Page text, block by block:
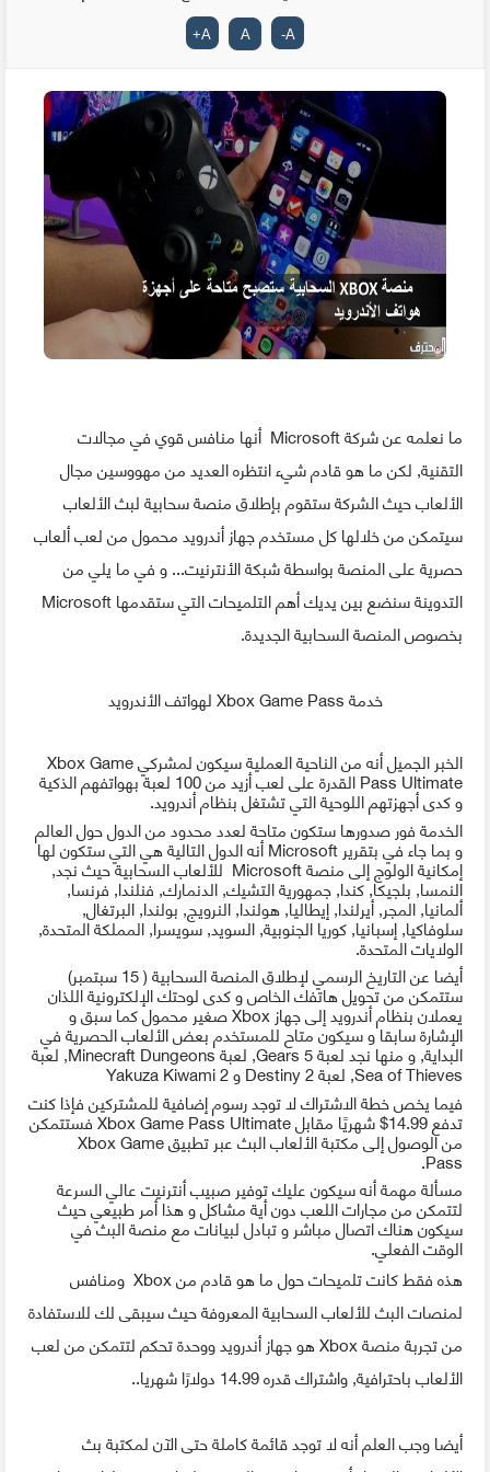
A
-
A
A
+
ما نعلمه عن شركة Microsoft أنها منافس قوي في مجالات
التقنية, لكن ما هو قادم شيء انتظره العديد من مهووسين مجال
الألعاب حيث الشركة ستقوم بإطلاق منصة سحابية لبث الألعاب
سيتمكن من خلالها كل مستخدم جهاز أندرويد محمول من لعب ألعاب
حصرية على المنصة بواسطة شبكة الأنترنيت... و في ما يلي من
بخصوص المنصة السحابية الجديدة.
خدمة Xbox Game Pass لهواتف الأندرويد
الخبر الجميل أنه من الناحية العملية سيكون لمشركي Xbox Game
Pass Ultimate القدرة على لعب أزيد من 100 لعبة بهواتفهم الذكية
و كدى أجهزتهم اللوحية التي تشتغل بنظام أندرويد.
الخدمة فور صدورها ستكون متاحة لعدد محدود من الدول حول العالم
و بما جاء في بتقرير Microsoft أنه الدول التالية هي التي ستكون لها
إمكانية الولوج إلى منصة Microsoft للألعاب السحابية حيث نجد,
النمسا, بلجيكا, كندا, جمهورية التشيك, الدنمارك, فنلندا, فرنسا,
ألمانيا, المجر, أيرلندا, إيطاليا, هولندا, النرويج, بولندا, البرتغال,
سلوفاكيا, إسبانيا, كوريا الجنوبية, السويد, سويسرا, المملكة المتحدة,
الولايات المتحدة.
أيضا عن التاريخ الرسمي لإطلاق المنصة السحابية ( 15 سبتمبر)
ستتمكن من تحويل هاتفك الخاص و كدى لوحتك الإلكترونية اللذان
يعملان بنظام أندرويد إلى جهاز Xbox صغير محمول كما سبق و
الإشارة سابقا و سيكون متاح للمستخدم بعض الألعاب الحصرية في
البداية, و منها نجد لعبة Gears 5, لعبة Minecraft Dungeons, لعبة
Sea of ​​Thieves, لعبة Destiny 2 و Yakuza Kiwami 2
فيما يخص خطة الاشتراك لا توجد رسوم إضافية للمشتركين فإذا كنت
تدفع 14.99$ شهريًا مقابل Xbox Game Pass Ultimate فستتمكن
من الوصول إلى مكتبة الألعاب البث عبر تطبيق Xbox Game
Pass.
مسألة مهمة أنه سيكون عليك توفير صبيب أنترنيت عالي السرعة
لتتمكن من مجارات اللعب دون أية مشاكل و هذا أمر طبيعي حيث
سيكون هناك اتصال مباشر و تبادل لبيانات مع منصة البث في
الوقت الفعلي.
هذه فقط كانت تلميحات حول ما هو قادم من Xbox ومنافس
لمنصات البث للألعاب السحابية المعروفة حيث سيبقى لك للاستفادة
من تجربة منصة Xbox هو جهاز أندرويد ووحدة تحكم لتتمكن من لعب
الألعاب باحترافية, واشتراك قدره 14.99 دولارًا شهريا..
أيضا وجب العلم أنه لا توجد قائمة كاملة حتى الآن لمكتبة بث